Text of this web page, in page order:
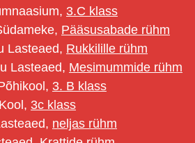
3.C klass
Pääsusabade rühm
Lasteaed, Rukkilille rühm
Lasteaed, Mesimummide rühm
3. B klass
3c klass
neljas rühm